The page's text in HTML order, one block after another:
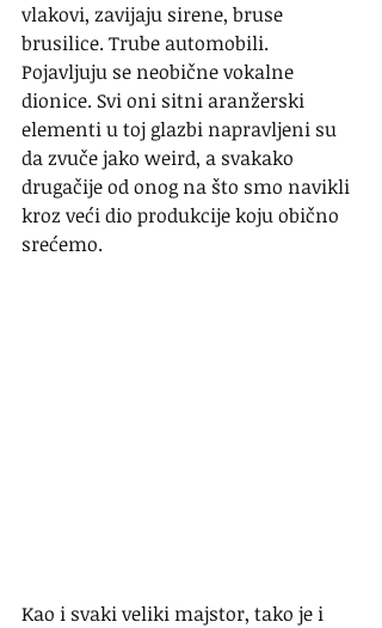
vlakovi, zavijaju sirene, bruse
brusilice. Trube automobili.
Pojavljuju se neobične vokalne
dionice. Svi oni sitni aranžerski
elementi u toj glazbi napravljeni su
da zvuče jako weird, a svakako
drugačije od onog na što smo navikli
kroz veći dio produkcije koju obično
srećemo.
Kao i svaki veliki majstor, tako je i